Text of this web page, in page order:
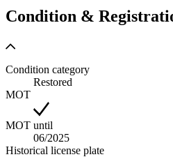
Condition &
Condition category
Restored
MOT
MOT until
06/2025
Historical license plate